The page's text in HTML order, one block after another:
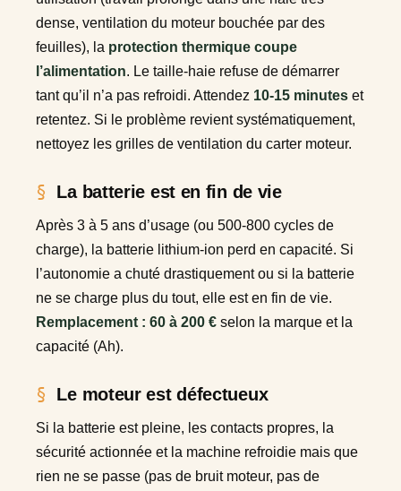
dense, ventilation du moteur bouchée par des
feuilles), la protection thermique coupe
l’alimentation. Le taille-haie refuse de démarrer
tant qu’il n’a pas refroidi. Attendez 10-15 minutes et
retentez. Si le problème revient systématiquement,
nettoyez les grilles de ventilation du carter moteur.
La batterie est en fin de vie
Après 3 à 5 ans d’usage (ou 500-800 cycles de
charge), la batterie lithium-ion perd en capacité. Si
l’autonomie a chuté drastiquement ou si la batterie
ne se charge plus du tout, elle est en fin de vie.
Remplacement : 60 à 200 € selon la marque et la
capacité (Ah).
Le moteur est défectueux
Si la batterie est pleine, les contacts propres, la
sécurité actionnée et la machine refroidie mais que
rien ne se passe (pas de bruit moteur, pas de